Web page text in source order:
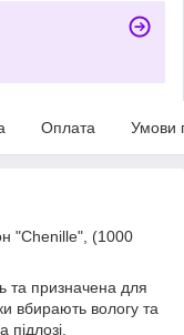
Оплата Умови
"Chenille", (1000
та призначена для
вбирають вологу та